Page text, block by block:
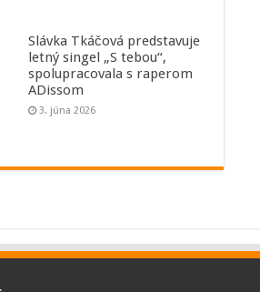
Slávka Tkáčová predstavuje
letný singel „S tebou“,
spolupracovala s raperom
ADissom
3. júna 2026